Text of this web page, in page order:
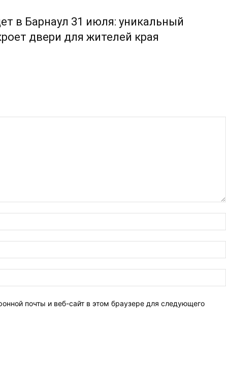
в Барнаул 31 июля: уникальный
двери для жителей края
почты и веб-сайт в этом браузере для следующего